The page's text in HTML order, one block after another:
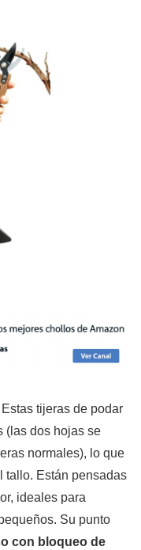
tijeras de podar
(las dos hojas se
normales), lo que
tallo. Están pensadas
ideales para
Su punto
con bloqueo de